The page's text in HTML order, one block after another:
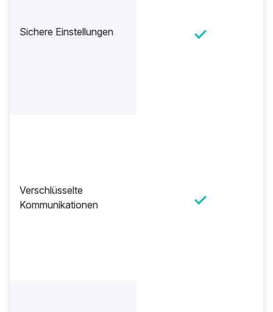
Sichere Einstellungen
Verschlüsselte
Kommunikationen